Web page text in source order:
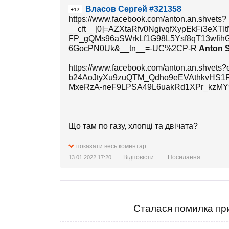
+17
Власов Сергей #321358
https://www.facebook.com/anton.an.shvets?
6GocPN0Uk&__tn__=-UC%2CP-R Anton
https://www.facebook.com/
MxeRzA-
Що там по газу, хлопці та двічата?
"Кажется мы на пороге большого шухера".
надворі січень та сезон закачування
газу ні в кого немає. І в нас немає, бо
Радою Нафтогазу та на написання
показати весь коментар
13.01.2022 17:20 Відповісти Посилання
Сталася помилка